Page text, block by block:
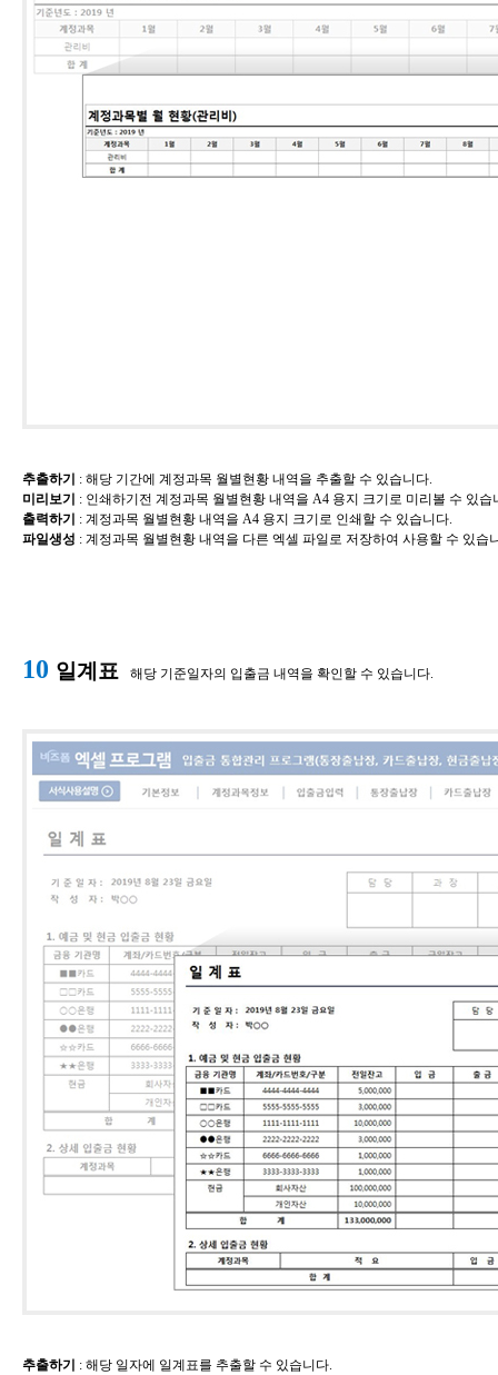
추출하기 ​: 해당 기간에 계정과목 월별현황 내역을 추출할 수 있습니다.
미리보기 ​: 인쇄하기전 계정과목 월별현황 내역을 A4 용지 크기로 미리볼 수 있
출력하기 ​: 계정과목 월별현황 내역을 A4 용지 크기로 인쇄할 수 있습니다.
파일생성 ​: 계정과목 월별현황 내역을 다른 엑셀 파일로 저장하여 사용할 수 있습
10 일계표 해당 기준일자의 입출금 내역을 확인할 수 있습니다.
추출하기 ​: 해당 일자에 일계표를 추출할 수 있습니다.